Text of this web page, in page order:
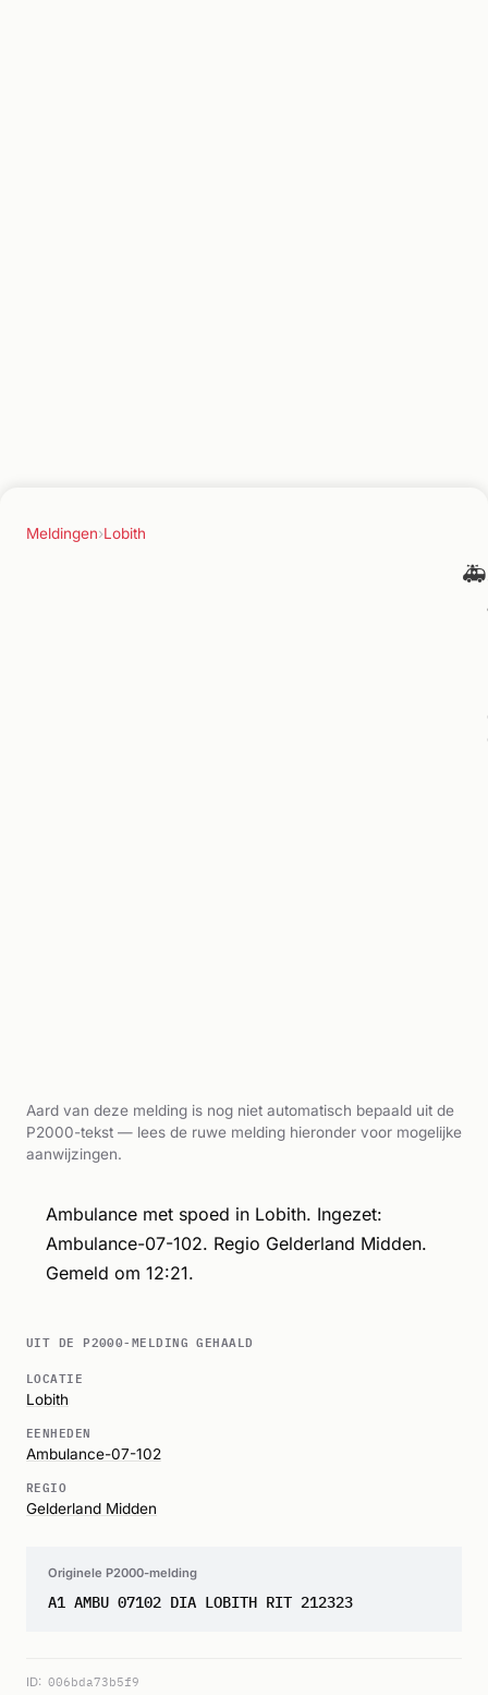
Meldingen›Lobith
🚑
Aard van deze melding is nog niet automatisch bepaald uit de
P2000-tekst — lees de ruwe melding hieronder voor mogelijke
aanwijzingen.
Ambulance met spoed in Lobith. Ingezet:
Ambulance-07-102. Regio Gelderland Midden.
Gemeld om 12:21.
UIT DE P2000-MELDING GEHAALD
LOCATIE
Lobith
EENHEDEN
Ambulance-07-102
REGIO
Gelderland Midden
Originele P2000-melding
A1 AMBU 07102 DIA LOBITH RIT 212323
ID: 006bda73b5f9